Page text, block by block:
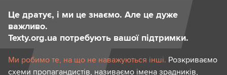
Це дратує, і ми це знаємо. Але це дуже
важливо.
Texty.org.ua потребують вашої підтримки.
Ми робимо те, на що не наважуються інші. Розкриваємо
схеми пропагандистів, називаємо імена зрадників,